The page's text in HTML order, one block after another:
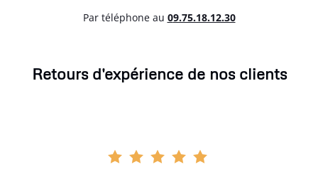
Par téléphone au 09.75.18.12.30
Retours d'expérience de nos clients